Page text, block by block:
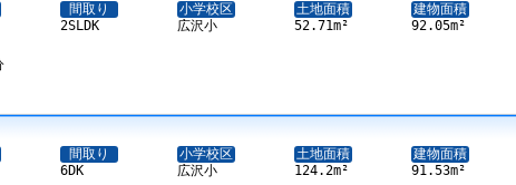
間取り
2SLDK
小学校区
広沢小
土地面積
52.71m²
建物面積
92.05m²
間取り
6DK
小学校区
広沢小
土地面積
124.2m²
建物面積
91.53m²